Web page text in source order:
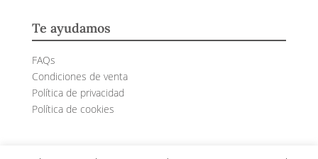
Te ayudamos
FAQs
Condiciones de venta
Política de privacidad
Política de cookies